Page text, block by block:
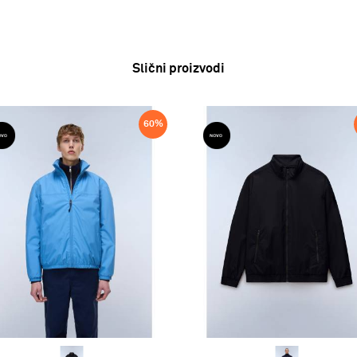
Slični proizvodi
60%